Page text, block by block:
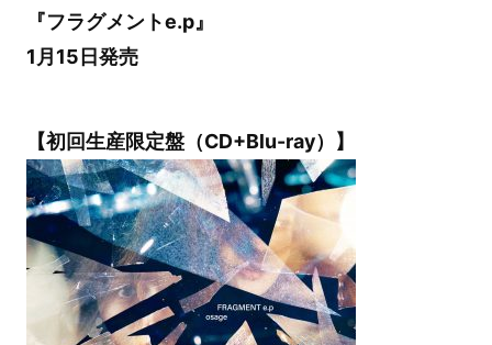
『フラグメントe.p』
1月15日発売
【初回生産限定盤（CD+Blu-ray）】